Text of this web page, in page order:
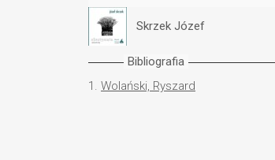
Skrzek Józef
Bibliografia
1. Wolański, Ryszard